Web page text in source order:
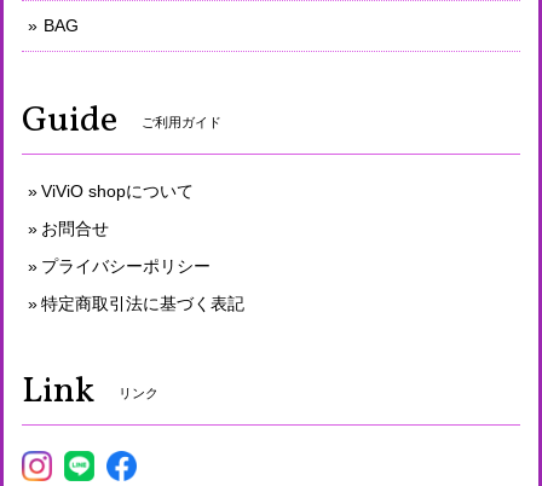
BAG
Guide ご利用ガイド
ViViO shopについて
お問合せ
プライバシーポリシー
特定商取引法に基づく表記
Link リンク